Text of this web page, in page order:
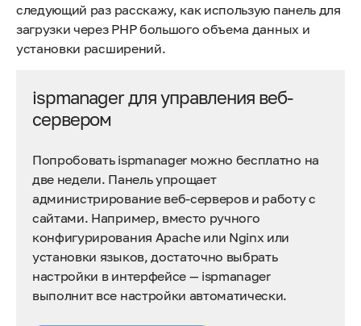
следующий раз расскажу, как использую панель для
загрузки через PHP большого объема данных и
установки расширений.
ispmanager для управления веб-
сервером
Попробовать ispmanager можно бесплатно на
две недели. Панель упрощает
администрирование веб-серверов и работу с
сайтами. Например, вместо ручного
конфигурирования Apache или Nginx или
установки языков, достаточно выбрать
настройки в интерфейсе — ispmanager
выполнит все настройки автоматически.